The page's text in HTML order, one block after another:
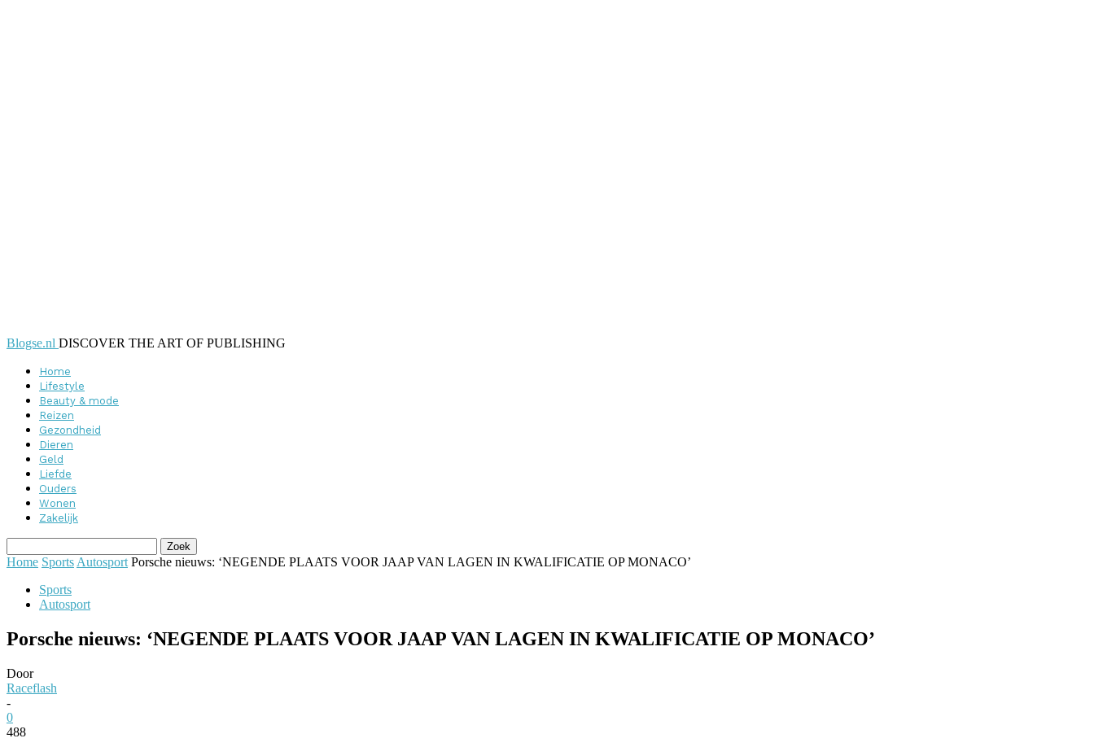
Blogse.nl DISCOVER THE ART OF PUBLISHING
Home
Lifestyle
Beauty & mode
Reizen
Gezondheid
Dieren
Geld
Liefde
Ouders
Wonen
Zakelijk
Home Sports Autosport Porsche nieuws: ‘NEGENDE PLAATS VOOR JAAP VAN LAGEN IN KWALIFICATIE OP MONACO’
Sports
Autosport
Porsche nieuws: ‘NEGENDE PLAATS VOOR JAAP VAN LAGEN IN KWALIFICATIE OP MONACO’
Door
Raceflash
-
0
488